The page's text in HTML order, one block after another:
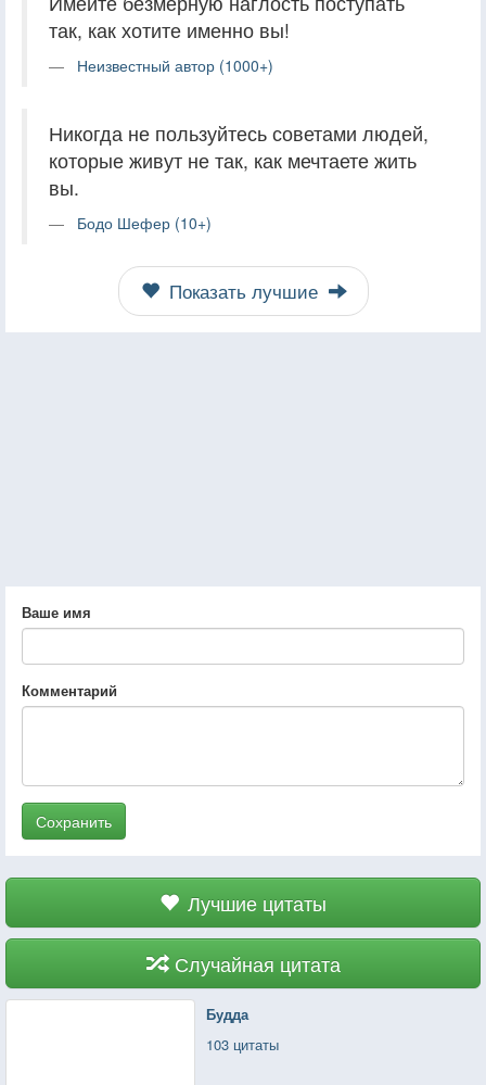
так, как хотите именно вы!
Неизвестный автор (1000+)
Никогда не пользуйтесь советами людей,
которые живут не так, как мечтаете жить
вы.
Бодо Шефер (10+)
Показать лучшие
Ваше имя
Комментарий
Сохранить
Лучшие цитаты
Случайная цитата
Будда
103 цитаты